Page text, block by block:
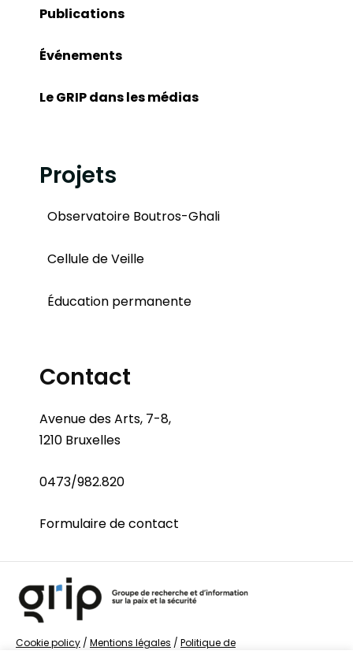
Publications
Événements
Le GRIP dans les médias
Projets
Observatoire Boutros-Ghali
Cellule de Veille
Éducation permanente
Contact
Avenue des Arts, 7-8,
1210 Bruxelles
0473/982.820
Formulaire de contact
Cookie policy / Mentions légales / Politique de